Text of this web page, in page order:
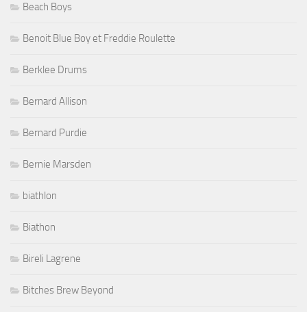
Beach Boys
Benoit Blue Boy et Freddie Roulette
Berklee Drums
Bernard Allison
Bernard Purdie
Bernie Marsden
biathlon
Biathon
Bireli Lagrene
Bitches Brew Beyond